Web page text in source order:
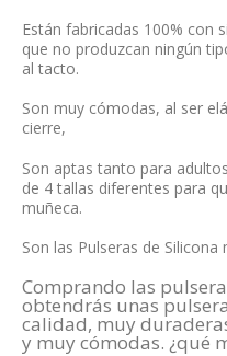
Están fabricadas 100% con
que no produzcan ningún
al tacto.
Son muy cómodas, al ser
cierre,
Son aptas tanto para
de 4 tallas diferentes para
muñeca.
Son las Pulseras de Silicona
Comprando las
obtendrás unas
calidad, muy
y muy cómodas. ¿qué